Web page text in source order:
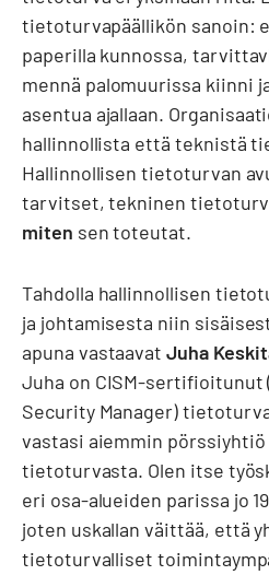
tietoturvapäällikön sanoin:
paperilla kunnossa,
mennä palomuurissa kiinni
asentua ajallaan.
hallinnollista että teknistä
Hallinnollisen tietoturvan
tarvitset, tekninen
miten sen toteutat.
Tahdolla hallinnollisen
ja johtamisesta niin
apuna vastaavatJuha
Juha on CISM-
Security Manager)
vastasi aiemmin pörssiyhtiö
tietoturvasta. Olen itse
eri osa-alueiden parissa jo
joten uskallan väittää, että
tietoturvalliset